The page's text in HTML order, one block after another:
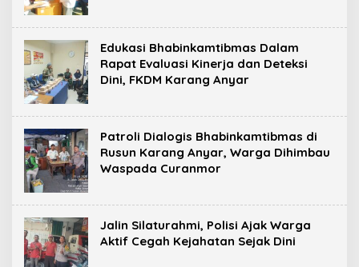
Edukasi Bhabinkamtibmas Dalam
Rapat Evaluasi Kinerja dan Deteksi
Dini, FKDM Karang Anyar
Patroli Dialogis Bhabinkamtibmas di
Rusun Karang Anyar, Warga Dihimbau
Waspada Curanmor
Jalin Silaturahmi, Polisi Ajak Warga
Aktif Cegah Kejahatan Sejak Dini